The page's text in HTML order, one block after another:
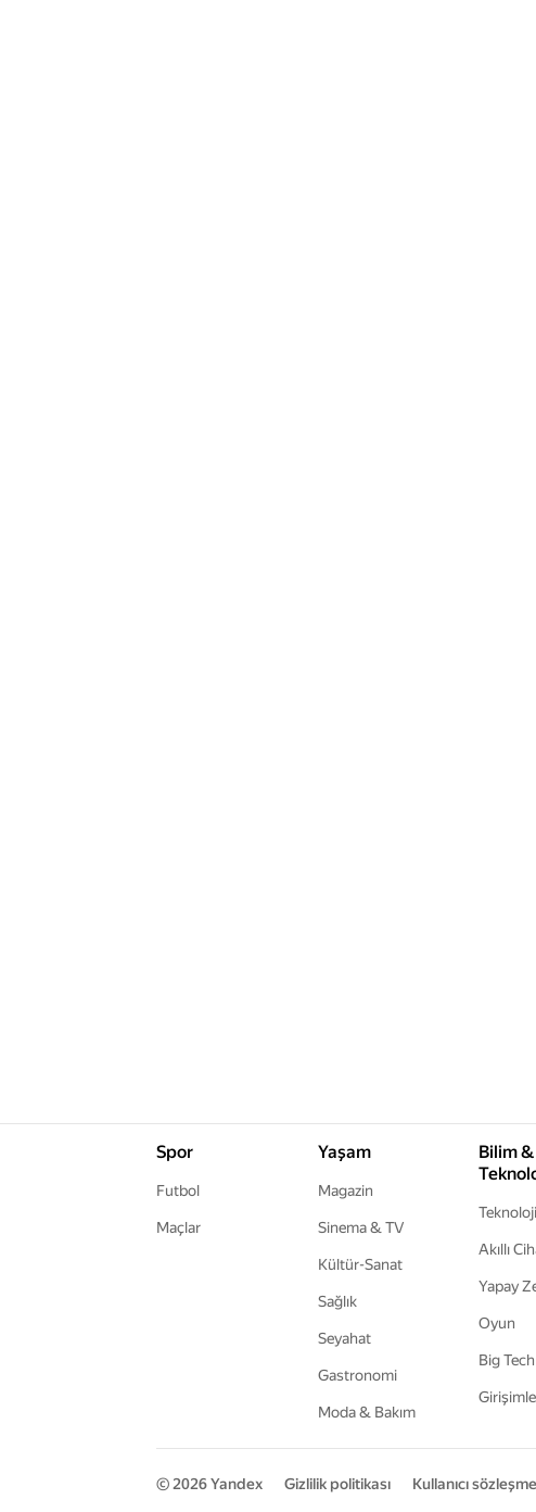
Spor
Futbol
Maçlar
Yaşam
Magazin
Sinema & TV
Kültür-Sanat
Sağlık
Seyahat
Gastronomi
Moda & Bakım
Bilim &
Teknoloji
Akıllı
Yapay
Oyun
Big Tech
© 2026Yandex Gizlilik politikası Kullanıcı